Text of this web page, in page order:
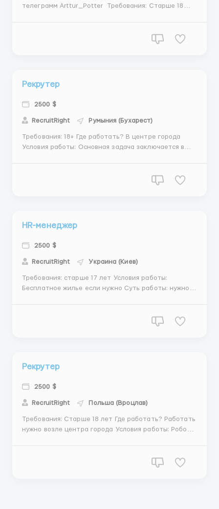
телеграмм Arttur_Potter Требования: Старше 18
Рекрутер
2500 $
RecruitRight Румыния (Бухарест)
Требования: 18+ Где работать? В центре города
Условия работы: Основная задача заключается в
расходы на рекламу, и кандидаты сами будут
HR-менеджер
2500 $
RecruitRight Украина (Киев)
Требования: старше 17 лет Условия работы:
Бесплатное жилье если нужно Суть работы: нужно
Рекрутер
2500 $
RecruitRight Польша (Вроцлав)
Требования: Старше 18 лет Где работать? Работать
нужно возле центра города Условия работы: Робота
людей и направлять их на собеседование. Рекламу